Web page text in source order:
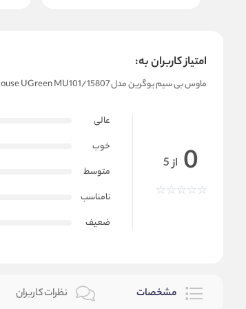
امتیاز کاربران به:
ماوس بی سیم یوگرین مدل Ergonomic Wireless Mouse UGreen MU101/15807
0 از 5
عالی
خوب
متوسط
نامناسب
ضعیف
مشخصات نظرات کاربران